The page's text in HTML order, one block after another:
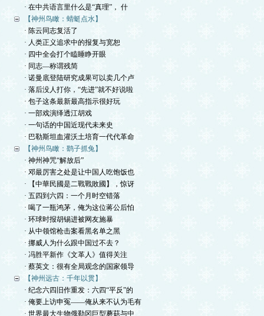
· 在中共语言里什么是“真理”， 什
【神州鸟瞰：蜻蜓点水】
· 陈云同志复活了
· 人类正义追求中的报复与宽恕
· 四中全会打个瞌睡睁开眼
· 同志—称谓残简
· 诺曼底登陆研究成果可以卖几个卢
· 落后没人打你，“先进”就不好说啦
· 包子这条最新最高指示很好玩
· 一部戏演绎透江胡戏
· 一句话的中国近现代未来史
· 巴勒斯坦血灌沃土培育一代代革命
【神州鸟瞰：鹞子抓兔】
· 神州神咒“解放后”
· 邓最厉害之处是让中国人吃饱饭也
· 【中華民國是二戰戰敗國】，惊讶
· 五四到六四：一个月时空错落
· 喝了一瓶鸿茅，俺为这位蒋公后怕
· 环球时报胡锡进被网友施暴
· 从中领馆枪击案看黑名单之黑
· 挪威人为什么跟中国过不去？
· 冯胜平新作《文革人》值得关注
· 蔡英文：很有全局观念的国家领导
【神州远古：千年以贯】
· 纪念六四旧作重发：六四“平反”的
· 俺要上访申冤——俺从来不认为毛有
· 世界最大生物俄勒冈巨型蘑菇与中